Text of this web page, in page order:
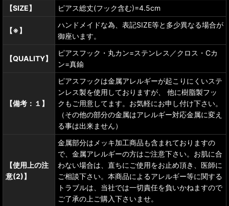
【SIZE】
ピアス総丈(フック含む)=4.5cm
【※】
ハンドメイドな為、表記SIZE等と多少異なる場合が
御座います。
【QUALITY】
ピアスフック・丸カン=ステンレス／クロス・Cカ
ン=真鍮
【備考：１】
ピアスフックは金属アレルギーが起こりにくいステ
ンレス製を使用しておりますが、 他に樹脂製フッ
クもご用意してます。お気軽にお申し付け下さい。
（その他の部分の金属はアレルギー対応金属に変え
る事は出来ません）
【使用上の注
意(2)】
金属部分はメッキ加工商品も含まれておりますの
で、金属アレルギーの方はご注意下さい。お肌に合
わない場合は、直ちにご使用をお止め頂き、医師に
ご相談下さい。本商品によるアレルギー等に関する
トラブルは、当社では一切責任を負いかねますので
ご了承の上ご購入下さいませ。